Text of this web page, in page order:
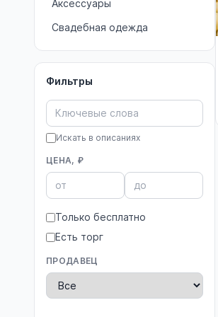
Аксессуары
Свадебная одежда
Фильтры
Искать в описаниях
ЦЕНА, ₽
Только бесплатно
Есть торг
ПРОДАВЕЦ